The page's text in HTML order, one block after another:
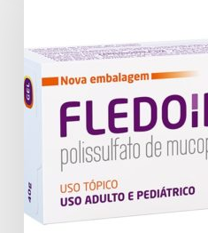
acelera
o
desaparecimento
hematomas,
diminue
a